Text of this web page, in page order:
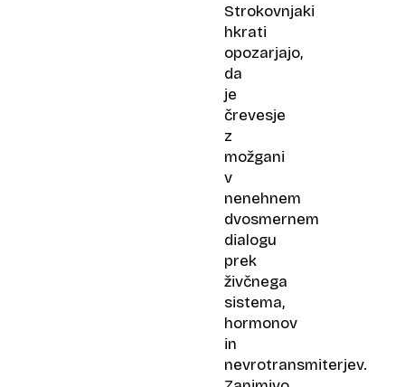
Strokovnjaki
hkrati
opozarjajo,
da
je
črevesje
z
možgani
v
nenehnem
dvosmernem
dialogu
prek
živčnega
sistema,
hormonov
in
nevrotransmiterjev.